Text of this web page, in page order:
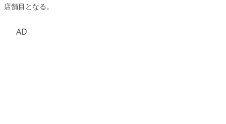
店舗目 となる。
AD